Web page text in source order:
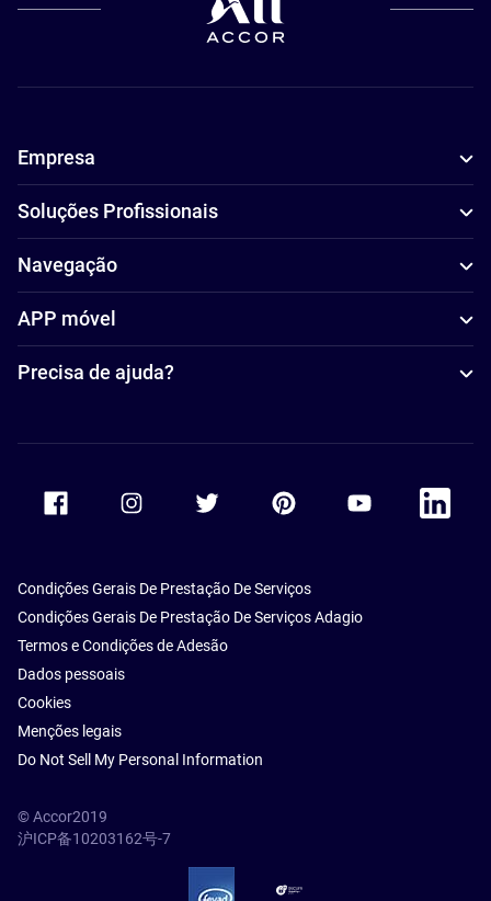
Empresa
Soluções Profissionais
Navegação
APP móvel
Precisa de ajuda?
Accor Facebook Accor TwitterAccor PinterestAccor Youtube
Accor
Condições Gerais De Prestação De Serviços
Condições Gerais De Prestação De Serviços Adagio
Termos e Condições de Adesão
Dados pessoais
Cookies
Menções legais
Do Not Sell My Personal Information
© Accor2019
沪ICP备10203162号-7